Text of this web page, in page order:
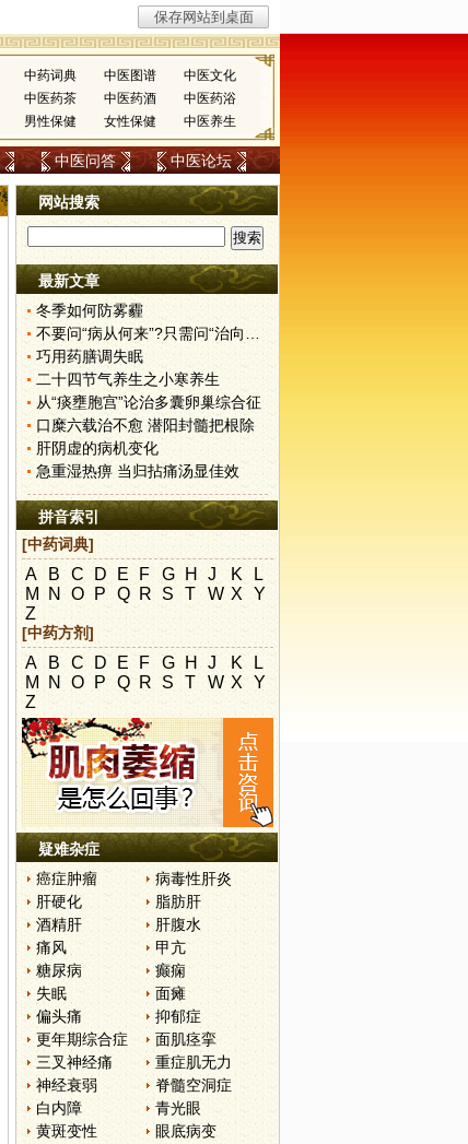
中药词典 中医图谱
中医文化
中医药茶 中医药酒
中医药浴
男性保健 女性保健 中医养生
中医问答 中医论坛
网站搜索
最新文章
冬季如何防雾霾
不要问“病从何来”?只需问“治向何去”?
巧用药膳调失眠
二十四节气养生之小寒养生
从“痰壅胞宫”论治多囊卵巢综合征
口糜六载治不愈 潜阳封髓把根除
肝阴虚的病机变化
急重湿热痹 当归拈痛汤显佳效
拼音索引
[中药词典]
A B C D E F G H J K
L
M N O P Q R S T W X
Y
Z
[中药方剂]
A B C D E F G H J K
L
M N O P Q R S T W X
Y
Z
疑难杂症
癌症肿瘤
病毒性肝炎
肝硬化
脂肪肝
酒精肝
肝腹水
痛风
甲亢
糖尿病
癫痫
失眠
面瘫
偏头痛
抑郁症
更年期综合症
面肌痉挛
三叉神经痛
重症肌无力
神经衰弱
脊髓空洞症
白内障
青光眼
黄斑变性
眼底病变